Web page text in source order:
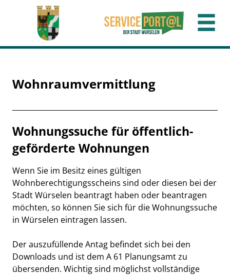
Zum Hauptinhalt springen
Zum Header
Zum Hauptinhalt
Zum Footer
Wohnraumvermittlung
Beschreibung
Wohnungssuche für öffentlich-
geförderte Wohnungen
Wenn Sie im Besitz eines gültigen
Wohnberechtigungsscheins sind oder diesen bei der
Stadt Würselen beantragt haben oder beantragen
möchten, so können Sie sich für die Wohnungssuche
in Würselen eintragen lassen.
Der auszufüllende Antag befindet sich bei den
Downloads und ist dem A 61 Planungsamt zu
übersenden. Wichtig sind möglichst vollständige